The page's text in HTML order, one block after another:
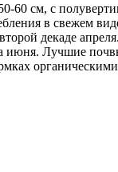
60 см, с
в свежем
декаде
июня. Лучшие